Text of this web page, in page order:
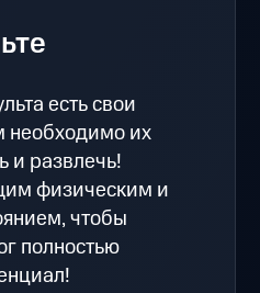
есть свои
необходимо их
и развлечь!
физическим и
чтобы
полностью